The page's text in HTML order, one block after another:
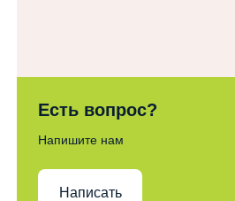
Есть вопрос?
Напишите нам
Написать